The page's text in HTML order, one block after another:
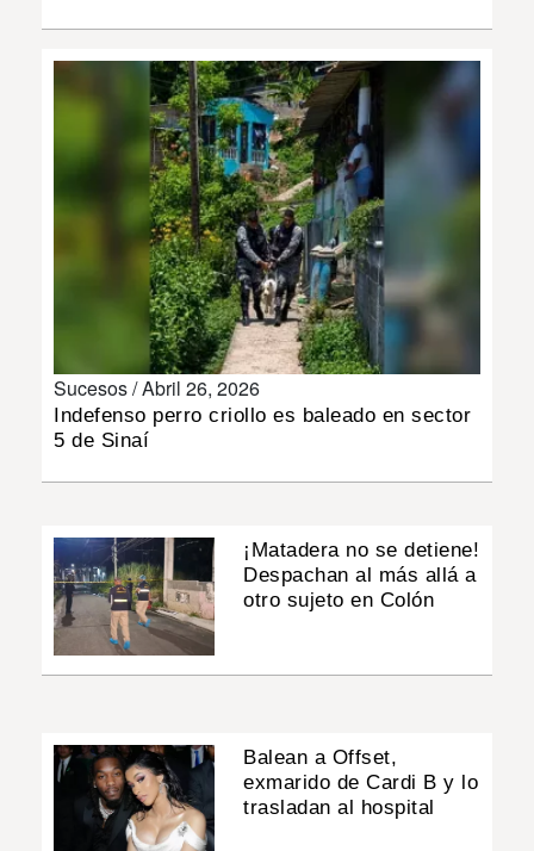
INSÓLITAS
IMPRESO
Sucesos /Abril 26, 2026
Indefenso perro criollo es baleado en sector
5 de Sinaí
¡Matadera no se detiene!
Despachan al más allá a
otro sujeto en Colón
Balean a Offset,
exmarido de Cardi B y lo
trasladan al hospital